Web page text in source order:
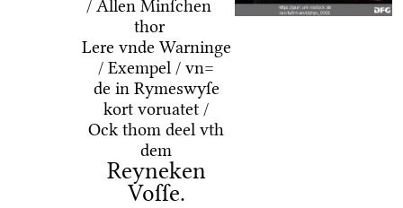
/ Allen Minſchen
thor
Lere vnde Warninge
/ Exempel / vn=
de in Rymeswyſe
kort voruatet /
Ock thom deel vth
dem
Reyneken
Voſſe.